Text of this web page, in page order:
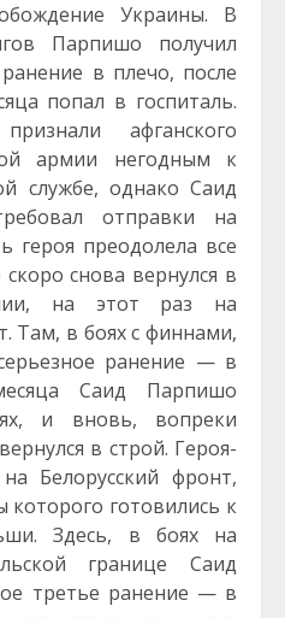
Украины. В
Парпишо получил
в плечо, после
попал в госпиталь.
афганского
армии негодным к
службе, однако Саид
отправки на
героя преодолела все
снова вернулся в
на этот раз на
Там, в боях с финнами,
ранение — в
Саид Парпишо
и вновь, вопреки
в строй. Героя-
Белорусский фронт,
готовились к
Здесь, в боях на
границе Саид
третье ранение — в